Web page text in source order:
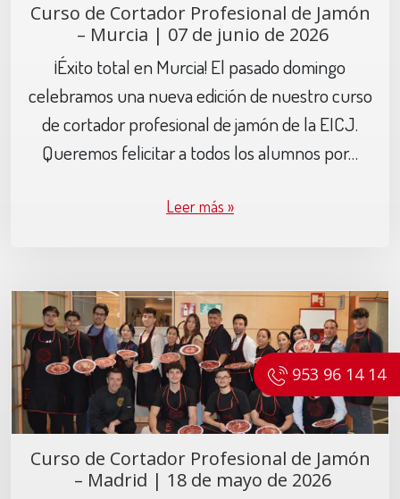
953 96 14 14
Curso de Cortador Profesional de Jamón
– Murcia | 07 de junio de 2026
¡Éxito total en Murcia! El pasado domingo
celebramos una nueva edición de nuestro curso
de cortador profesional de jamón de la EICJ.
Queremos felicitar a todos los alumnos por…
Leer más »
Curso de Cortador Profesional de Jamón
– Madrid | 18 de mayo de 2026